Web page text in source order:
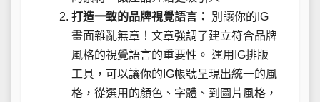
打造一致的品牌視覺語言：
別讓你的IG
畫面雜亂無章！文章強調了建立符合品牌
風格的視覺語言的重要性。 運用IG排版
工具，可以讓你的IG帳號呈現出統一的風
格，從選用的顏色、字體、到圖片風格，